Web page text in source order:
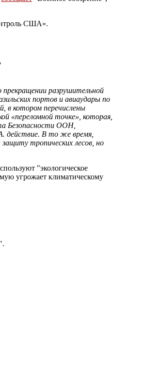
США».
разрушительной
портов и авиаудары по
в котором перечислены
«переломной точке», которая,
Безопасности ООН,
действие. В то же время,
тропических лесов, но
"экологическое
угрожает климатическому